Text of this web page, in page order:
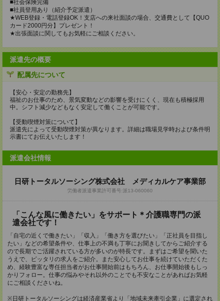
■社会保険完備
■社員登用あり（紹介予定派遣）
★WEB登録・電話登録OK！支店への来社面談の場合、交通費として【QUO
カード2000円分】プレゼント！
★出張面談に関してもお気軽にご相談ください。
派遣先の概要
配属先について
【安心・安定の勤務先】
福祉のお仕事のため、景気変動などの影響を受けにくく、現在も積極採用
中。シフト減少などもなく安定して働くことが可能です。
【受動喫煙対策について】
派遣先によって受動喫煙対策が異なります。詳細は職場見学時および条件明
示書にてお伝えいたします！
派遣会社情報
日研トータルソーシング株式会社 メディカルケア事業部
労働者派遣事業許可番号:派13-060060
「こんな風に働きたい」をサポート＊介護職専門の派
遣会社です！
「自宅の近くで働きたい」「収入」「働き方を選びたい」「正社員を目指し
たい」などの希望条件や、仕事上の不満も丁寧にお聞きしてからご紹介する
ので長期でご活躍されている方が多いのが特長です。まずはご希望を聞いた
うえで、ピッタリの求人をご紹介。また安心してお仕事を続けていただくた
め、経験豊富な専任担当者がお仕事開始前はもちろん、お仕事開始後もしっ
かりフォロー。仕事の悩みやそれ以外のことでも不安なことがあればお気軽
にご相談くださいね。
※日研トータルソーシングは経済産業省より「地域未来牽引企業」に選定され